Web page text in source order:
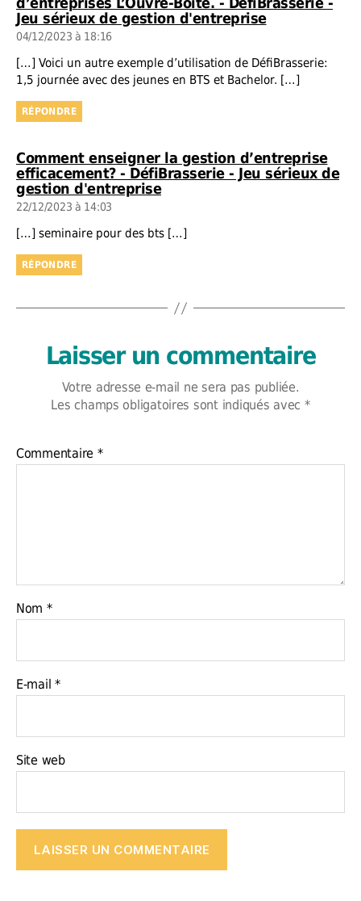
Jeu sérieux de gestion d'entreprisedit :
04/12/2023 à 18:16
[…] Voici un autre exemple d’utilisation de DéfiBrasserie:
1,5 journée avec des jeunes en BTS et Bachelor. […]
RÉPONDRE
Comment enseigner la gestion d’entreprise
efficacement? - DéfiBrasserie - Jeu sérieux de
gestion d'entreprisedit :
22/12/2023 à 14:03
[…] seminaire pour des bts […]
RÉPONDRE
Laisser un commentaire
Votre adresse e-mail ne sera pas publiée.
Les champs obligatoires sont indiqués avec *
Commentaire *
Nom *
E-mail*
Site web